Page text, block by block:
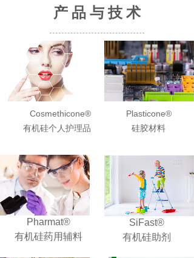
产 品 与 技 术
Cosmethicone®
有机硅个人护理品
Plasticone®
硅胶材料
Pharmat®
有机硅药用辅料
SiFast®
有机硅助剂